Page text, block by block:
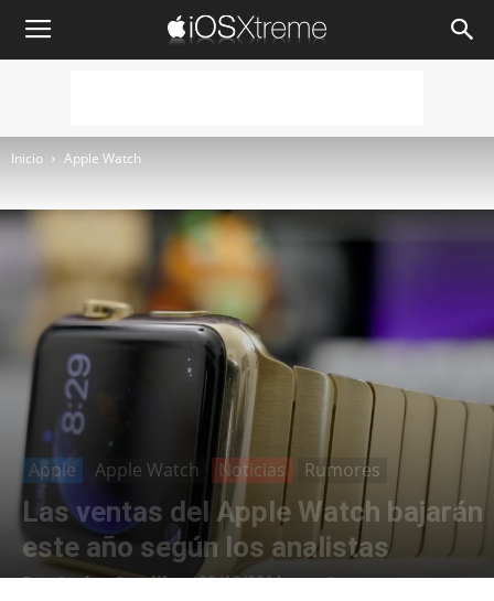
iOSXtreme
Inicio Apple Watch
Apple Apple Watch Noticias Rumores
Las ventas del Apple Watch bajarán
este año según los analistas
Por Javier Castilla- 08/10/2016 1